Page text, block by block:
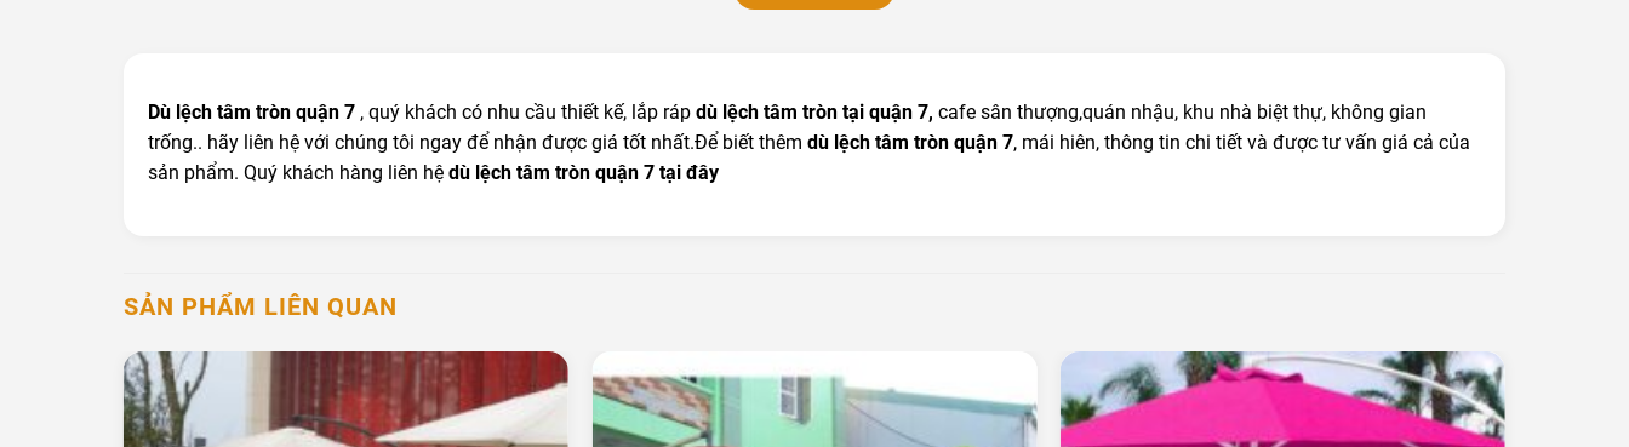
Dù lệch tâm tròn quận 7 , quý khách có nhu cầu thiết kế, lắp ráp dù lệch tâm tròn tại quận 7, cafe sân thượng,quán nhậu, khu nhà biệt thự, không gian
trống.. hãy liên hệ với chúng tôi ngay để nhận được giá tốt nhất.Để biết thêm dù lệch tâm tròn quận 7, mái hiên, thông tin chi tiết và được tư vấn giá cả của
sản phẩm. Quý khách hàng liên hệ dù lệch tâm tròn quận 7 tại đây
SẢN PHẨM LIÊN QUAN